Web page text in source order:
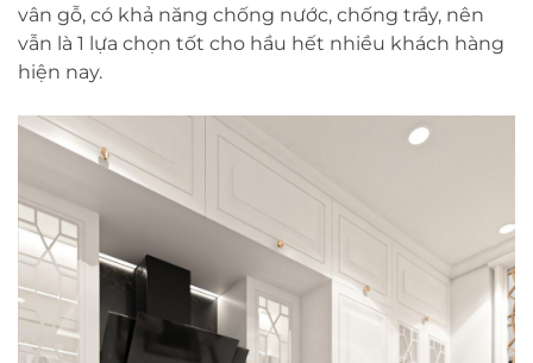
vân gỗ, có khả năng chống nước, chống trầy, nên
vẫn là 1 lựa chọn tốt cho hầu hết nhiều khách hàng
hiện nay.